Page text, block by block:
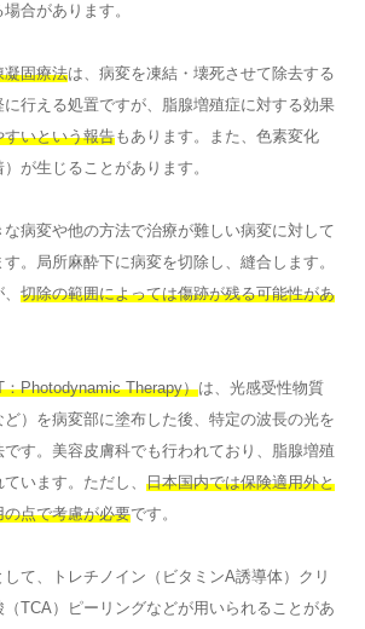
合があります。
凝固療法は、病変を凍結・壊死させて除去する
行える処置ですが、脂腺増殖症に対する効果
すいという報告もあります。また、色素変化
が生じることがあります。
病変や他の方法で治療が難しい病変に対して
。局所麻酔下に病変を切除し、縫合します。
切除の範囲によっては傷跡が残る可能性があ
Photodynamic Therapy）は、光感受性物質
ど）を病変部に塗布した後、特定の波長の光を
す。美容皮膚科でも行われており、脂腺増殖
います。ただし、 日本国内では保険適用外と
点で考慮が必要です。
て、トレチノイン（ビタミンA誘導体）クリ
TCA）ピーリングなどが用いられることがあ